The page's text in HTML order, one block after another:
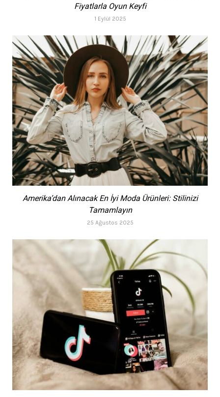
Fiyatlarla Oyun Keyfi
1 Eylül 2025
Amerika’dan Alınacak En İyi Moda Ürünleri: Stilinizi
Tamamlayın
25 Ağustos 2025